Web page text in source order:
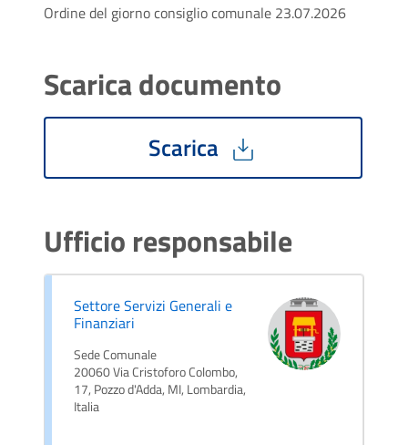
Ordine del giorno consiglio comunale 23.07.2026
Scarica documento
Scarica
Ufficio responsabile
Settore Servizi Generali e
Finanziari
Sede Comunale
20060 Via Cristoforo Colombo,
17, Pozzo d'Adda, MI, Lombardia,
Italia